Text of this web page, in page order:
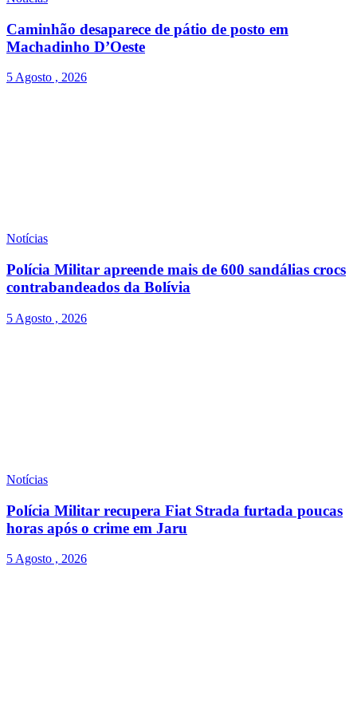
Caminhão desaparece de pátio de posto em
Machadinho D’Oeste
5 Agosto , 2026
Notícias
Polícia Militar apreende mais de 600 sandálias crocs
contrabandeados da Bolívia
5 Agosto , 2026
Notícias
Polícia Militar recupera Fiat Strada furtada poucas
horas após o crime em Jaru
5 Agosto , 2026